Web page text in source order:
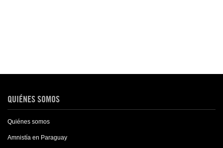
QUIÉNES SOMOS
Quiénes somos
Amnistía en Paraguay